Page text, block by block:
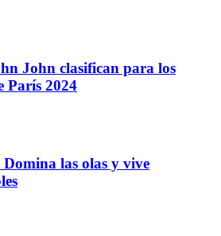
John clasifican para los
París 2024
las olas y vive